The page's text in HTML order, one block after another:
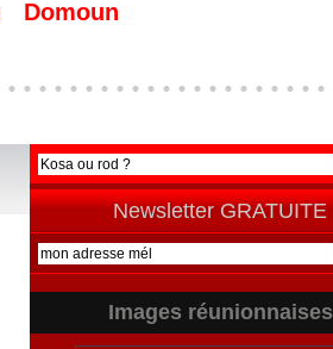
Domoun
Newsletter GRATUITE
Images réunionnaises